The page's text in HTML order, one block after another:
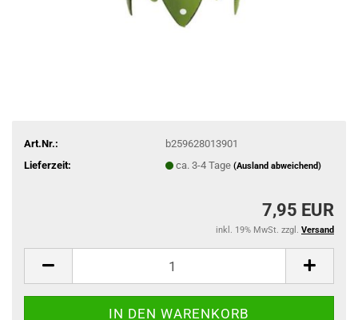
Art.Nr.:
b259628013901
Lieferzeit:
ca. 3-4 Tage (Ausland abweichend)
7,95 EUR
inkl. 19% MwSt. zzgl. Versand